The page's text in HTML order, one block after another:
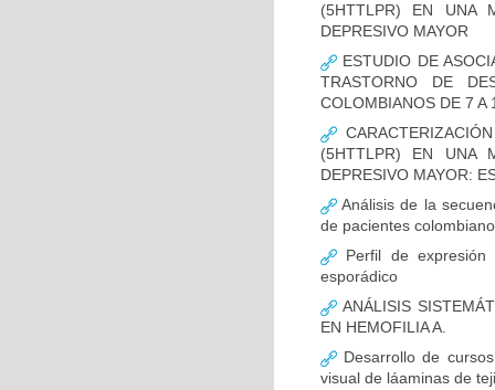
(5HTTLPR) EN UNA
DEPRESIVO MAYOR
ESTUDIO DE
TRASTORNO DE
COLOMBIANOS DE 7 A
(5HTTLPR) EN UNA
DEPRESIVO MAYOR:
Análisis de la
de pacientes
Perfil de expresión
esporádico
ANÁLISIS
EN HEMOFILIA A.
Desarrollo de
visual de láaminas de